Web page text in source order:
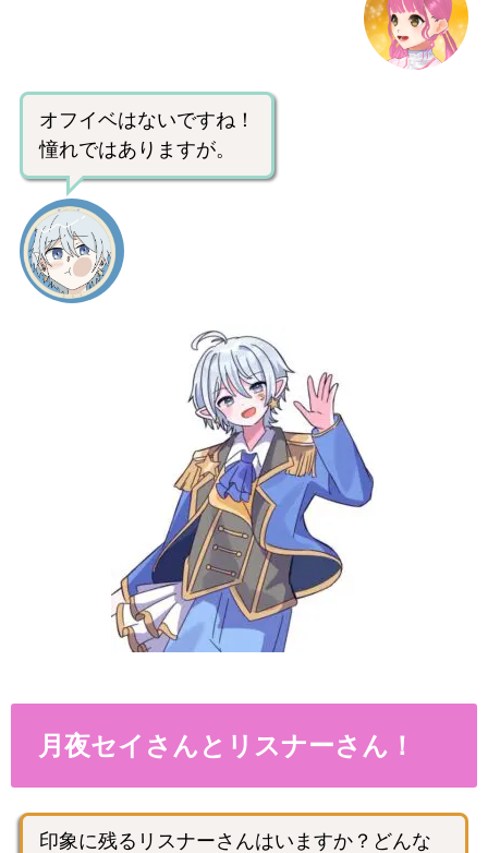
オフイベはないですね！
憧れではありますが。
月夜セイさんとリスナーさん！
印象に残るリスナーさんはいますか？どんな